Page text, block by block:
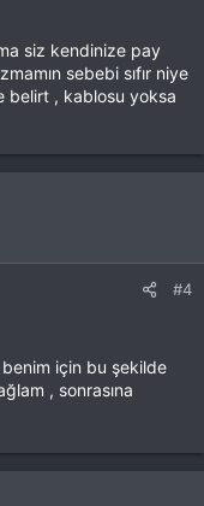
siz kendinize pay
sebebi sıfır niye
belirt , kablosu yoksa
#4
için bu şekilde
, sonrasına